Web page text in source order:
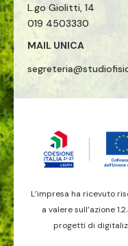
L.go Giolitti, 14
019 4503330
MAIL UNICA
L’impresa ha ricevuto
a valere sull’azione
progetti di